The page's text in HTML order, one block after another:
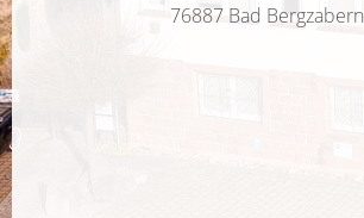
76887 Bad Bergzabern